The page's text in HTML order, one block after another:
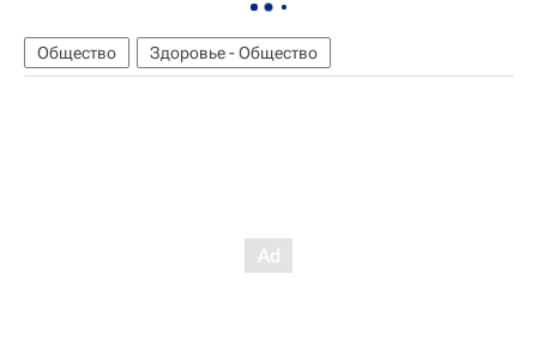
Общество Здоровье - Общество